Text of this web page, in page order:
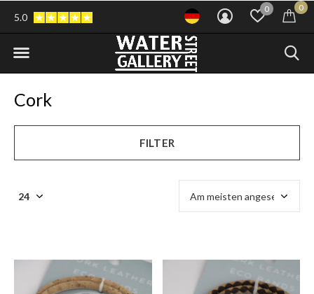
0 0
5.0
Cork
FILTER